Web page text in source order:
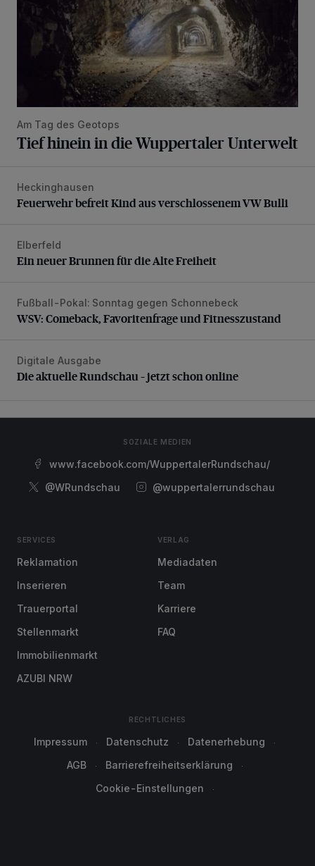
Am Tag des Geotops
Tief hinein in die Wuppertaler Unterwelt
Feuerwehr befreit Kind aus verschlossenem VW Bulli
Heckinghausen
Feuerwehr befreit Kind aus verschlossenem VW Bulli
Ein neuer Brunnen für die Alte Freiheit
Elberfeld
Ein neuer Brunnen für die Alte Freiheit
WSV: Comeback, Favoritenfrage und Fitnesszustand
Fußball-Pokal: Sonntag gegen Schonnebeck
WSV: Comeback, Favoritenfrage und Fitnesszustand
Die aktuelle Rundschau – jetzt schon online
Digitale Ausgabe
Die aktuelle Rundschau – jetzt schon online
SOZIALE MEDIEN
www.facebook.com/WuppertalerRundschau/
@WRundschau
@wuppertalerrundschau
SERVICES
Reklamation
Inserieren
Trauerportal
Stellenmarkt
Immobilienmarkt
AZUBI NRW
VERLAG
Mediadaten
Team
Karriere
FAQ
RECHTLICHES
Impressum Datenschutz
Datenerhebung
AGB
Barrierefreiheitserklärung
Cookie-Einstellungen